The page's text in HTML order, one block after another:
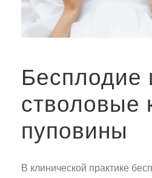
Бесплодие
стволовые
пуповины
В клинической практике